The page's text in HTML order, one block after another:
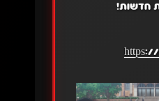
חדשות!
https://